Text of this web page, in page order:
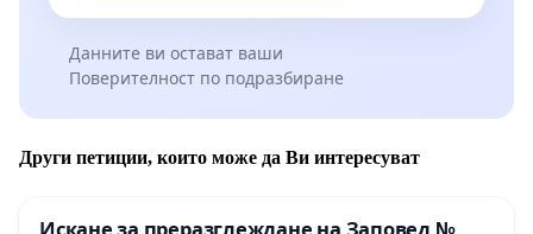
Данните ви остават ваши
Поверителност по подразбиране
Други петиции, които може да Ви интересуват